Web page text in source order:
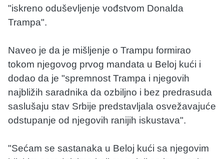
"iskreno oduševljenje vođstvom Donalda
Trampa".
Naveo je da je mišljenje o Trampu formirao
tokom njegovog prvog mandata u Beloj kući i
dodao da je "spremnost Trampa i njegovih
najbližih saradnika da ozbiljno i bez predrasuda
saslušaju stav Srbije predstavljala osvežavajuće
odstupanje od njegovih ranijih iskustava".
"Sećam se sastanaka u Beloj kući sa njegovim